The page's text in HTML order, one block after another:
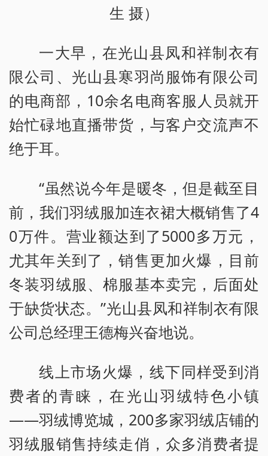
生 摄）
一大早，在光山县凤和祥制衣有
限公司、光山县寒羽尚服饰有限公司
的电商部，10余名电商客服人员就开
始忙碌地直播带货，与客户交流声不
绝于耳。
“虽然说今年是暖冬，但是截至目
前，我们羽绒服加连衣裙大概销售了4
0万件。营业额达到了5000多万元，
尤其年关到了，销售更加火爆，目前
冬装羽绒服、棉服基本卖完，后面处
于缺货状态。”光山县凤和祥制衣有限
公司总经理王德梅兴奋地说。
线上市场火爆，线下同样受到消
费者的青睐，在光山羽绒特色小镇
——羽绒博览城，200多家羽绒店铺的
羽绒服销售持续走俏，众多消费者提